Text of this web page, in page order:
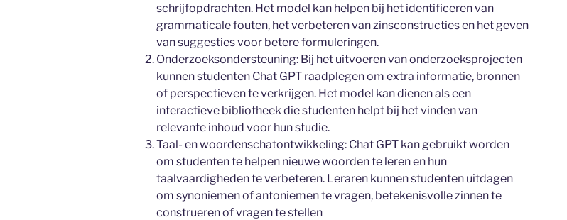
schrijfopdrachten. Het model kan helpen bij het identificeren van
grammaticale fouten, het verbeteren van zinsconstructies en het geven
van suggesties voor betere formuleringen.
Onderzoeksondersteuning: Bij het uitvoeren van onderzoeksprojecten
kunnen studenten Chat GPT raadplegen om extra informatie, bronnen
of perspectieven te verkrijgen. Het model kan dienen als een
interactieve bibliotheek die studenten helpt bij het vinden van
relevante inhoud voor hun studie.
Taal- en woordenschatontwikkeling: Chat GPT kan gebruikt worden
om studenten te helpen nieuwe woorden te leren en hun
taalvaardigheden te verbeteren. Leraren kunnen studenten uitdagen
om synoniemen of antoniemen te vragen, betekenisvolle zinnen te
construeren of vragen te stellen